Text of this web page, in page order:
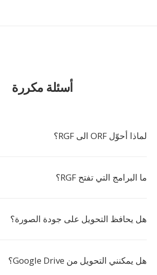
أسئلة مكررة
لماذا أحوّل ORF الى RGF؟
ما البرامج التي تفتح RGF؟
هل يحافظ التحويل على جودة الصورة؟
هل يمكنني التحويل من Google Drive؟